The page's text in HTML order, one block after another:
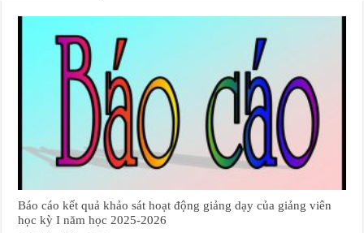
Báo cáo kết quả khảo sát hoạt động giảng dạy của giảng viên
học kỳ I năm học 2025-2026